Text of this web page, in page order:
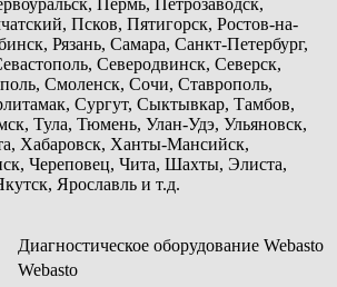
Псков, Пятигорск, Ростов-на-
Рязань, Самара, Санкт-Петербург,
Северодвинск, Северск,
Смоленск, Сочи, Ставрополь,
Сургут, Сыктывкар, Тамбов,
Тула, Тюмень, Улан-Удэ, Ульяновск,
Хабаровск, Ханты-Мансийск,
Череповец, Чита, Шахты, Элиста,
Ярославль и т.д.
Диагностическое оборудование Webasto
Webasto